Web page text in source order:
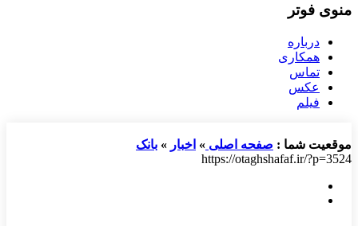
منوی فوتر
درباره
همکاری
تماس
عکس
فیلم
موقعیت شما : صفحه اصلی » اخبار » بانک
https://otaghshafaf.ir/?p=3524